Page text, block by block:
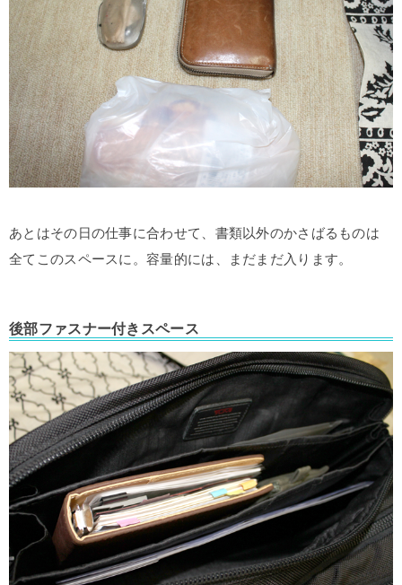
あとはその日の仕事に合わせて、書類以外のかさばるものは
全てこのスペースに。容量的には、まだまだ入ります。
後部ファスナー付きスペース